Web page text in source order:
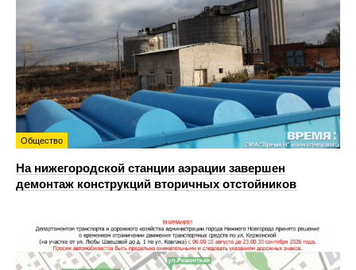
Общество
На нижегородской станции аэрации завершен
демонтаж конструкций вторичных отстойников